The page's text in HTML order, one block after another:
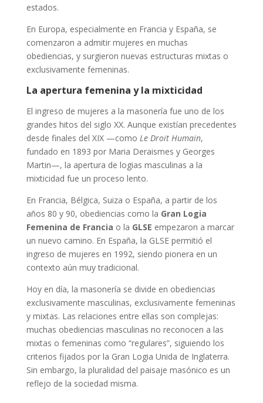
estados.
En Europa, especialmente en Francia y España, se
comenzaron a admitir mujeres en muchas
obediencias, y surgieron nuevas estructuras mixtas o
exclusivamente femeninas.
La apertura femenina y la mixticidad
El ingreso de mujeres a la masonería fue uno de los
grandes hitos del siglo XX. Aunque existían precedentes
desde finales del XIX —como Le Droit Humain,
fundado en 1893 por Maria Deraismes y Georges
Martin—, la apertura de logias masculinas a la
mixticidad fue un proceso lento.
En Francia, Bélgica, Suiza o España, a partir de los
años 80 y 90, obediencias como la Gran Logia
Femenina de Francia o la GLSE empezaron a marcar
un nuevo camino. En España, la GLSE permitió el
ingreso de mujeres en 1992, siendo pionera en un
contexto aún muy tradicional.
Hoy en día, la masonería se divide en obediencias
exclusivamente masculinas, exclusivamente femeninas
y mixtas. Las relaciones entre ellas son complejas:
muchas obediencias masculinas no reconocen a las
mixtas o femeninas como “regulares”, siguiendo los
criterios fijados por la Gran Logia Unida de Inglaterra.
Sin embargo, la pluralidad del paisaje masónico es un
reflejo de la sociedad misma.